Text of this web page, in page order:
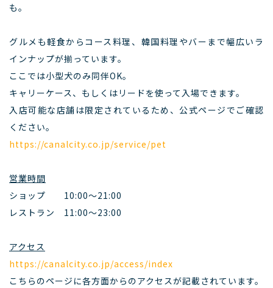
も。
グルメも軽食からコース料理、韓国料理やバーまで幅広いラ
インナップが揃っています。
ここでは小型犬のみ同伴OK。
キャリーケース、もしくはリードを使って入場できます。
入店可能な店舗は限定されているため、公式ページでご確認
ください。
https://canalcity.co.jp/service/pet
営業時間
ショップ 10:00～21:00
レストラン 11:00～23:00
アクセス
https://canalcity.co.jp/access/index
こちらのページに各方面からのアクセスが記載されています。